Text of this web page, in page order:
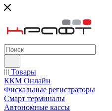
Товары
ККМ Онлайн
Фискальные регистраторы
Смарт терминалы
Автономные кассы